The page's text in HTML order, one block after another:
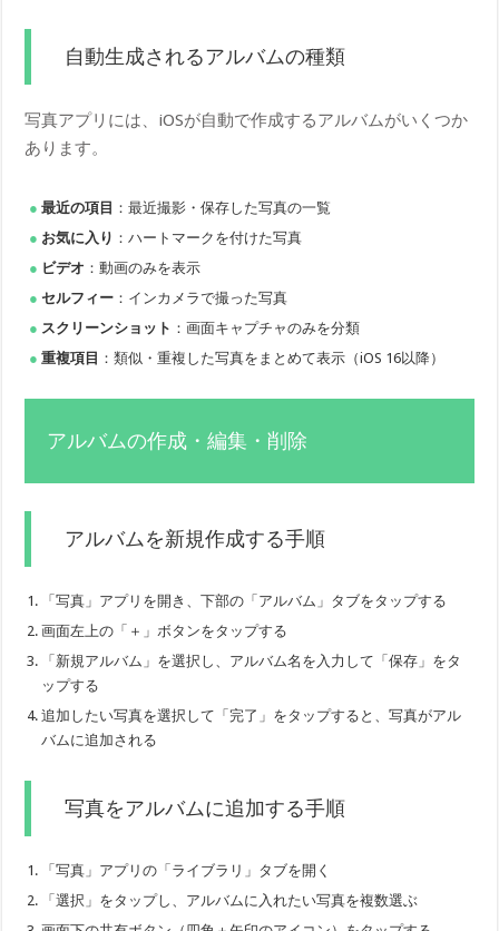
自動生成されるアルバムの種類
写真アプリには、iOSが自動で作成するアルバムがいくつか
あります。
最近の項目 ：最近撮影・保存した写真の一覧
お気に入り ：ハートマークを付けた写真
ビデオ ：動画のみを表示
セルフィー ：インカメラで撮った写真
スクリーンショット ：画面キャプチャのみを分類
重複項目 ：類似・重複した写真をまとめて表示（iOS 16以降）
アルバムの作成・編集・削除
アルバムを新規作成する手順
「写真」アプリを開き、下部の「アルバム」タブをタップする
画面左上の「＋」ボタンをタップする
「新規アルバム」を選択し、アルバム名を入力して「保存」をタ
ップする
追加したい写真を選択して「完了」をタップすると、写真がアル
バムに追加される
写真をアルバムに追加する手順
「写真」アプリの「ライブラリ」タブを開く
「選択」をタップし、アルバムに入れたい写真を複数選ぶ